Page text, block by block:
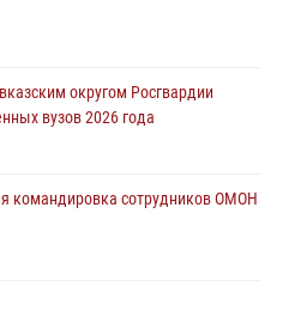
акции «Волна памяти»,
Белгорода от
округом Росгвардии
вузов 2026 года
командировка сотрудников ОМОН